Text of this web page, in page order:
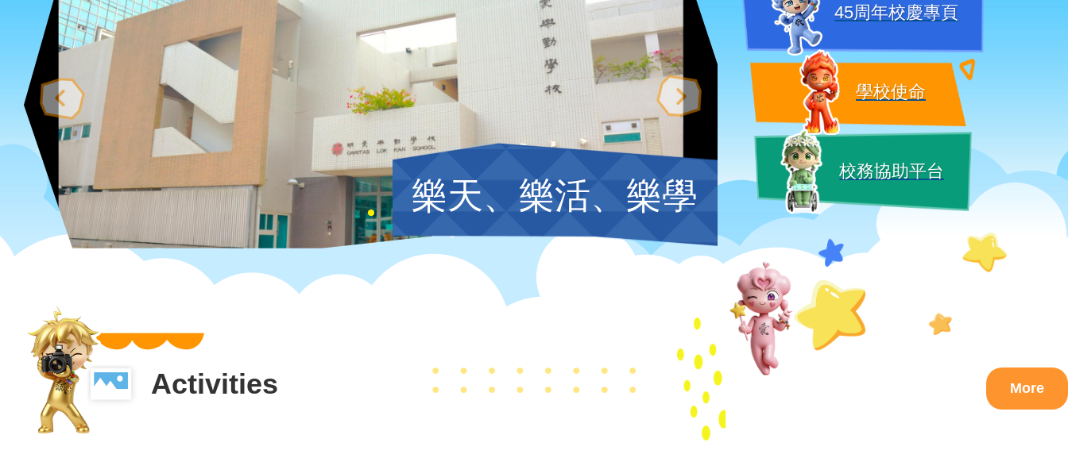
樂天、樂活、樂學
45周年校慶專頁
學校使命
校務協助平台
Activities More